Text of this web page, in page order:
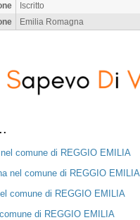
Iscritto
Emilia Romagna
comune di REGGIO EMILIA
nel comune di REGGIO EMILIA
comune di REGGIO EMILIA
di REGGIO EMILIA